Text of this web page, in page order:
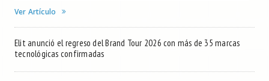
Ver Artículo
Elit anunció el regreso del Brand Tour 2026 con más de 35 marcas
tecnológicas confirmadas